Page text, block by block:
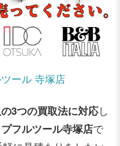
ール 寺塚店
3つの買取法に対応し
フルツール寺塚店で